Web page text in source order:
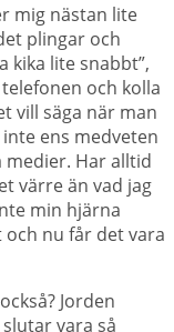
mig nästan lite
plingar och
kika lite snabbt”,
och kolla
vill säga när man
ens medveten
medier. Har alltid
värre än vad jag
min hjärna
och nu får det vara
Jorden
vara så